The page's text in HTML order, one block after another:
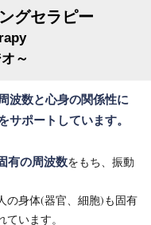
グセラピー
～
波数と心身の関係性に
ポートしています。
有の周波数をもち、振動
の身体(器官、細胞)も固有
います。